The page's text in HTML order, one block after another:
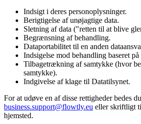
Indsigt i deres personoplysninger.
Berigtigelse af unøjagtige data.
Sletning af data ("retten til at blive
Begrænsning af behandling.
Dataportabilitet til en anden
Indsigelse mod behandling baseret
Tilbagetrækning af samtykke (hvor
samtykke).
Indgivelse af klage til Datatilsynet.
For at udøve en af disse rettigheder bedes
business.support@flowtly.eu eller skriftligt
hjemsted.